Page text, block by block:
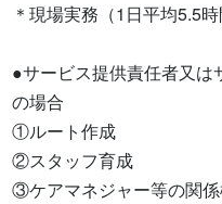
＊現場実務（1日平均5.5時
●サービス提供責任者又は
の場合
①ルート作成
②スタッフ育成
③ケアマネジャー等の関